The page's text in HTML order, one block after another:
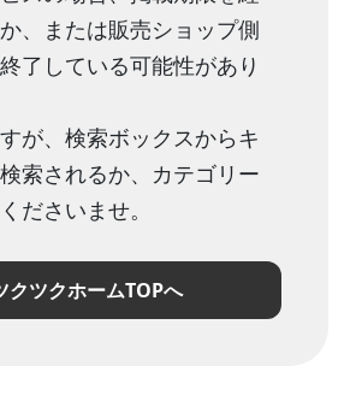
、または販売ショップ側
了している可能性があり
が、検索ボックスからキ
索されるか、カテゴリー
ださいませ。
クツクホームTOPへ